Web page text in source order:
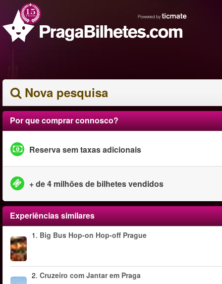
Nova pesquisa
Por que comprar connosco?
Reserva sem taxas adicionais
+ de 4 milhões de bilhetes vendidos
Experiências similares
1. Big Bus Hop-on Hop-off Prague
2. Cruzeiro com Jantar em Praga